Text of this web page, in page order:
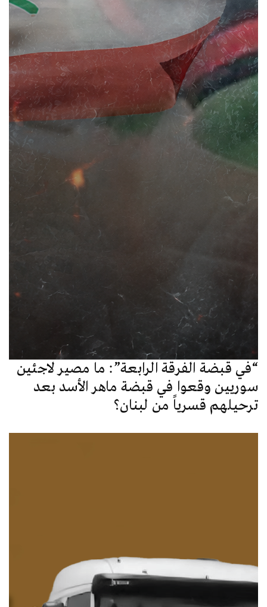
“في قبضة الفرقة الرابعة”: ما مصير لاجئين
سوريين وقعوا في قبضة ماهر الأسد بعد
ترحيلهم قسرياً من لبنان؟